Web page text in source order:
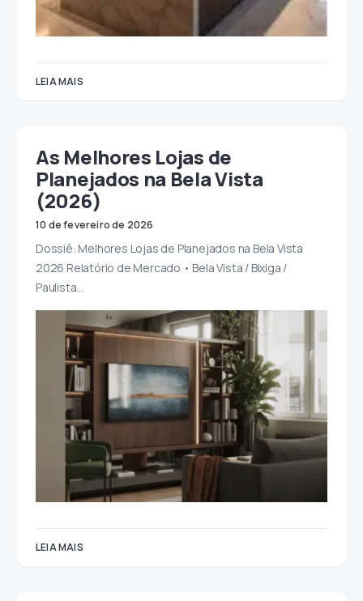
LEIA MAIS
As Melhores Lojas de
Planejados na Bela Vista
(2026)
10 de fevereiro de 2026
Dossiê: Melhores Lojas de Planejados na Bela Vista
2026 Relatório de Mercado • Bela Vista / Bixiga /
Paulista…
LEIA MAIS